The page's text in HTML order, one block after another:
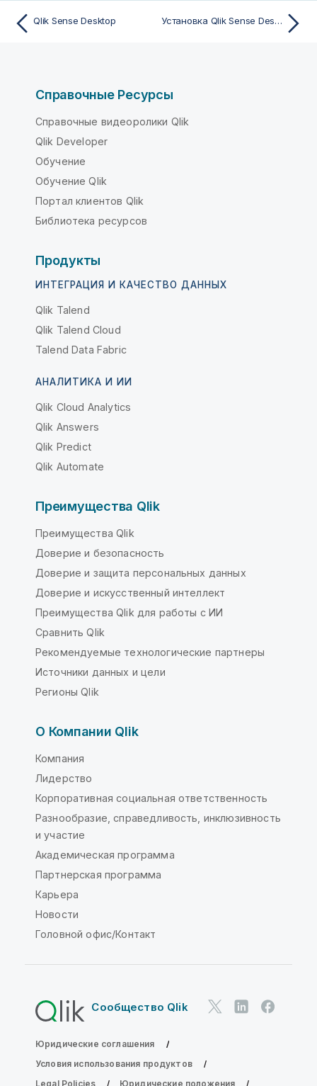
Qlik Sense Desktop Установка Qlik Sense Desktop
Справочные Ресурсы
Справочные видеоролики Qlik
Qlik Developer
Обучение
Обучение Qlik
Портал клиентов Qlik
Библиотека ресурсов
Продукты
ИНТЕГРАЦИЯ И КАЧЕСТВО ДАННЫХ
Qlik Talend
Qlik Talend Cloud
Talend Data Fabric
АНАЛИТИКА И ИИ
Qlik Cloud Analytics
Qlik Answers
Qlik Predict
Qlik Automate
Преимущества Qlik
Преимущества Qlik
Доверие и безопасность
Доверие и защита персональных данных
Доверие и искусственный интеллект
Преимущества Qlik для работы с ИИ
Сравнить Qlik
Рекомендуемые технологические партнеры
Источники данных и цели
Регионы Qlik
О Компании Qlik
Компания
Лидерство
Корпоративная социальная ответственность
Разнообразие, справедливость, инклюзивность
и участие
Академическая программа
Партнерская программа
Карьера
Новости
Головной офис/Контакт
Сообщество Qlik
Юридические соглашения
Условия использования продуктов
Legal Policies
Юридические положения